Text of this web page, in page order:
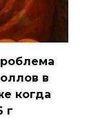
в
когда
г